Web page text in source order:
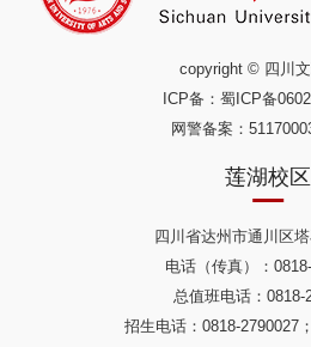
copyright © 四川
ICP备： 蜀ICP备
网警备案：
莲湖校区
四川省达州市通川区
电话（传真）：
总值班电话：0818-
招生电话：0818-2790027